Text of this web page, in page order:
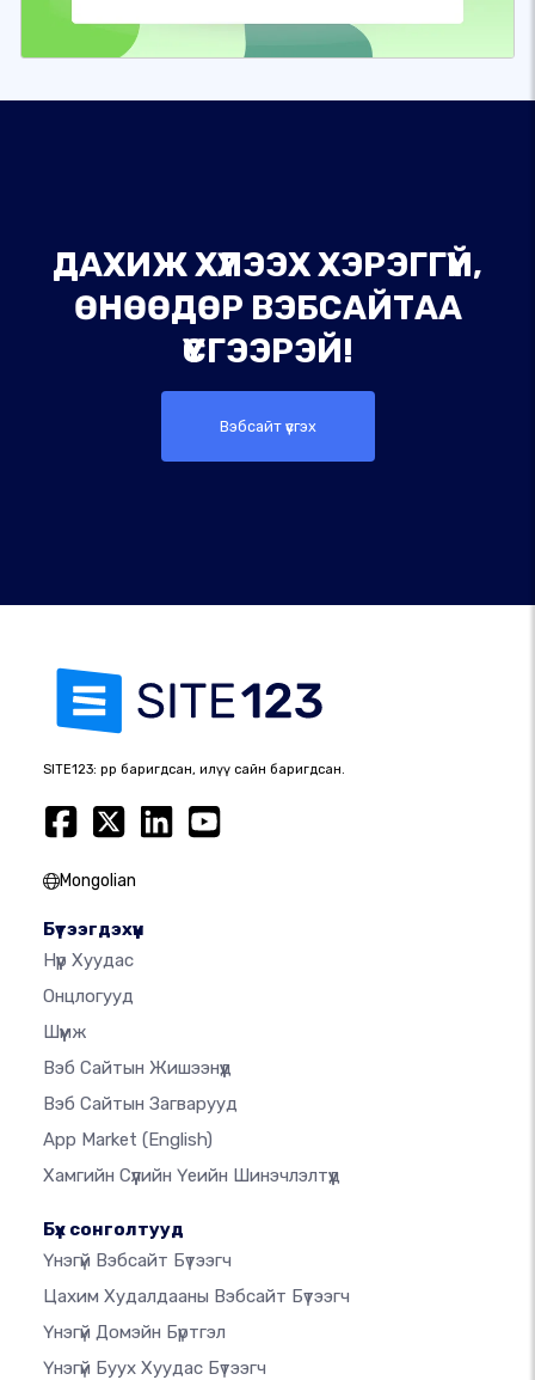
ДАХИЖ ХҮЛЭЭХ ХЭРЭГГҮЙ,
ӨНӨӨДӨР ВЭБСАЙТАА
ҮҮСГЭЭРЭЙ!
Вэбсайт үүсгэх
SITE123: өөрөөр баригдсан, илүү сайн баригдсан.
Mongolian
Бүтээгдэхүүн
Нүүр Хуудас
Онцлогууд
Шүүмж
Вэб Сайтын Жишээнүүд
Вэб Сайтын Загварууд
App Market (English)
Хамгийн Сүүлийн Үеийн Шинэчлэлтүүд
Бүх сонголтууд
Үнэгүй Вэбсайт Бүтээгч
Цахим Худалдааны Вэбсайт Бүтээгч
Үнэгүй Домэйн Бүртгэл
Үнэгүй Буух Хуудас Бүтээгч